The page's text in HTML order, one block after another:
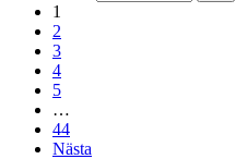
1
2
3
4
5
…
44
Nästa